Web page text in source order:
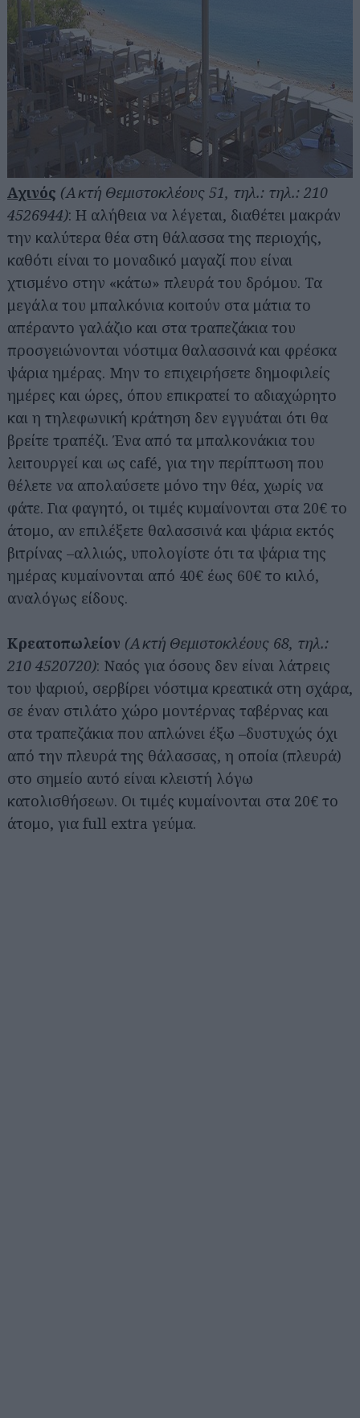
Αχινός (Ακτή Θεμιστοκλέους 51, τηλ.: τηλ.: 210
4526944): Η αλήθεια να λέγεται, διαθέτει μακράν
την καλύτερα θέα στη θάλασσα της περιοχής,
καθότι είναι το μοναδικό μαγαζί που είναι
χτισμένο στην «κάτω» πλευρά του δρόμου. Τα
μεγάλα του μπαλκόνια κοιτούν στα μάτια το
απέραντο γαλάζιο και στα τραπεζάκια του
προσγειώνονται νόστιμα θαλασσινά και φρέσκα
ψάρια ημέρας. Μην το επιχειρήσετε δημοφιλείς
ημέρες και ώρες, όπου επικρατεί το αδιαχώρητο
και η τηλεφωνική κράτηση δεν εγγυάται ότι θα
βρείτε τραπέζι. Ένα από τα μπαλκονάκια του
λειτουργεί και ως café, για την περίπτωση που
θέλετε να απολαύσετε μόνο την θέα, χωρίς να
φάτε. Για φαγητό, οι τιμές κυμαίνονται στα 20€ το
άτομο, αν επιλέξετε θαλασσινά και ψάρια εκτός
βιτρίνας –αλλιώς, υπολογίστε ότι τα ψάρια της
ημέρας κυμαίνονται από 40€ έως 60€ το κιλό,
αναλόγως είδους.
Κρεατοπωλείον (Ακτή Θεμιστοκλέους 68, τηλ.:
210 4520720): Ναός για όσους δεν είναι λάτρεις
του ψαριού, σερβίρει νόστιμα κρεατικά στη σχάρα,
σε έναν στιλάτο χώρο μοντέρνας ταβέρνας και
στα τραπεζάκια που απλώνει έξω –δυστυχώς όχι
από την πλευρά της θάλασσας, η οποία (πλευρά)
στο σημείο αυτό είναι κλειστή λόγω
κατολισθήσεων. Οι τιμές κυμαίνονται στα 20€ το
άτομο, για full extra γεύμα.